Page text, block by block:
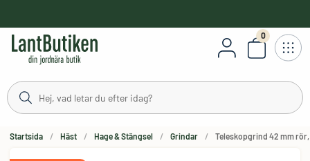
0
Antal
Startsida Häst Hage & Stängsel Grindar Teleskopgrind 42 mm rör,